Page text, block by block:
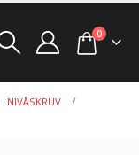
0
NIVÅSKRUV